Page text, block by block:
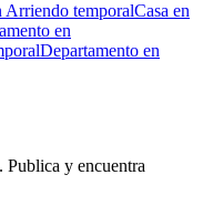
Arriendo temporalCasa en
en
Departamento en
y encuentra